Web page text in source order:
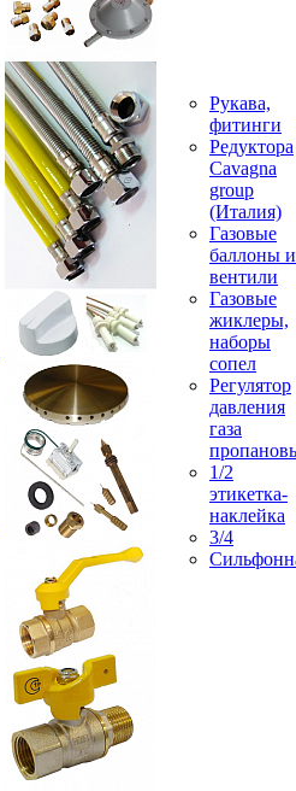
Рукава,
фитинги
Редуктора
Cavagna
group
(Италия)
Газовые
баллоны и
вентили
Газовые
жиклеры,
наборы
сопел
Регулятор
давления
газа
1/2
этикетка-
наклейка
3/4